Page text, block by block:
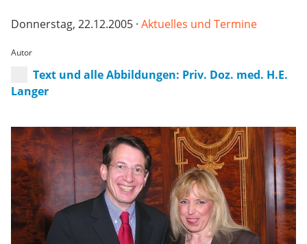
Donnerstag, 22.12.2005 · Aktuelles und Termine
Autor
Text und alle Abbildungen: Priv. Doz. med. H.E.
Langer